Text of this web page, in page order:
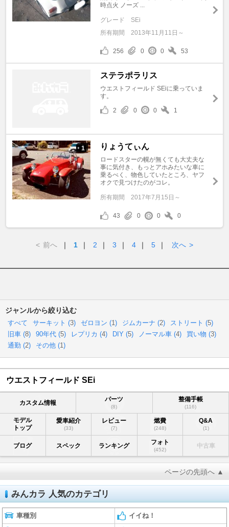
時点火 ノーズ ...
グレード
SEi
所有期間
2013年11月11日～
256 0 0 53
ステラポラリス
ウエストフィールド SEiに乗っていま
す。
2
0 0 1
+ 1 りょうてぃん
ロードスターの幌が無くても大丈夫な
事に気付き、もっとアホみたいな車に
乗るべく、物色していたところ、ヤフ
オクで見つけたのがコレ。
所有期間 2017年7月15日～
43 0 0 0
< 前へ ｜ 1 ｜ 2 ｜ 3 ｜ 4 ｜ 5 ｜ 次へ >
ジャンルから絞り込む
すべて サーキット (3) ゼロヨン (1) ジムカーナ (2) ストリート (5)
旧車 (8) 90年代 (5) レプリカ (4) DIY (5) ノーマル車 (4) 買い物 (3)
通勤 (2) その他 (1)
ウエストフィールド SEi
カスタム情報 パーツ
(8)
整備手帳
(116)
モデル
トップ
愛車紹介
(33)
レビュー
(7)
燃費
(248)
Q&A
(1)
ブログ スペック ランキング フォト
(452)
中古車
ページの先頭へ ▲
みんカラ 人気のカテゴリ
車種別 イイね！